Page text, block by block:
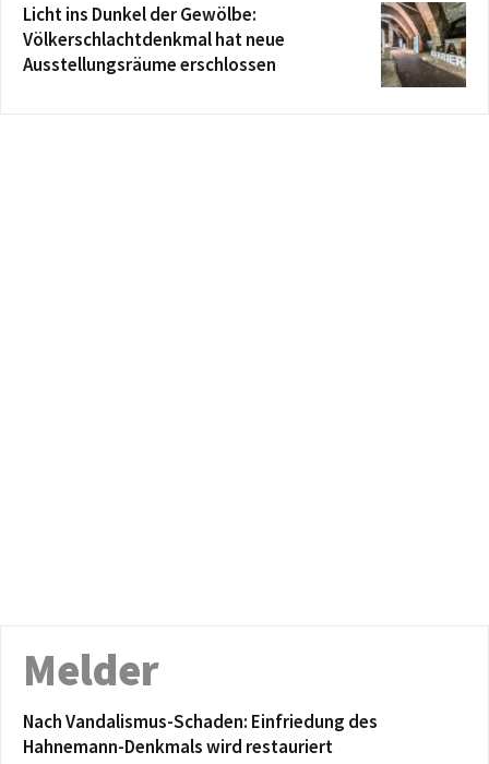
Licht ins Dunkel der Gewölbe:
Völkerschlachtdenkmal hat neue
Ausstellungsräume erschlossen
Melder
Nach Vandalismus-Schaden: Einfriedung des
Hahnemann-Denkmals wird restauriert